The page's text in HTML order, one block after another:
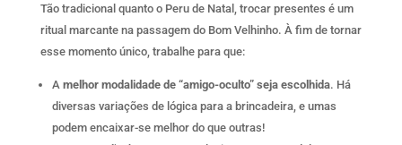
Tão tradicional quanto o Peru de Natal, trocar presentes é um
ritual marcante na passagem do Bom Velhinho. À fim de tornar
esse momento único, trabalhe para que:
A melhor modalidade de “amigo-oculto” seja escolhida. Há
diversas variações de lógica para a brincadeira, e umas
podem encaixar-se melhor do que outras!